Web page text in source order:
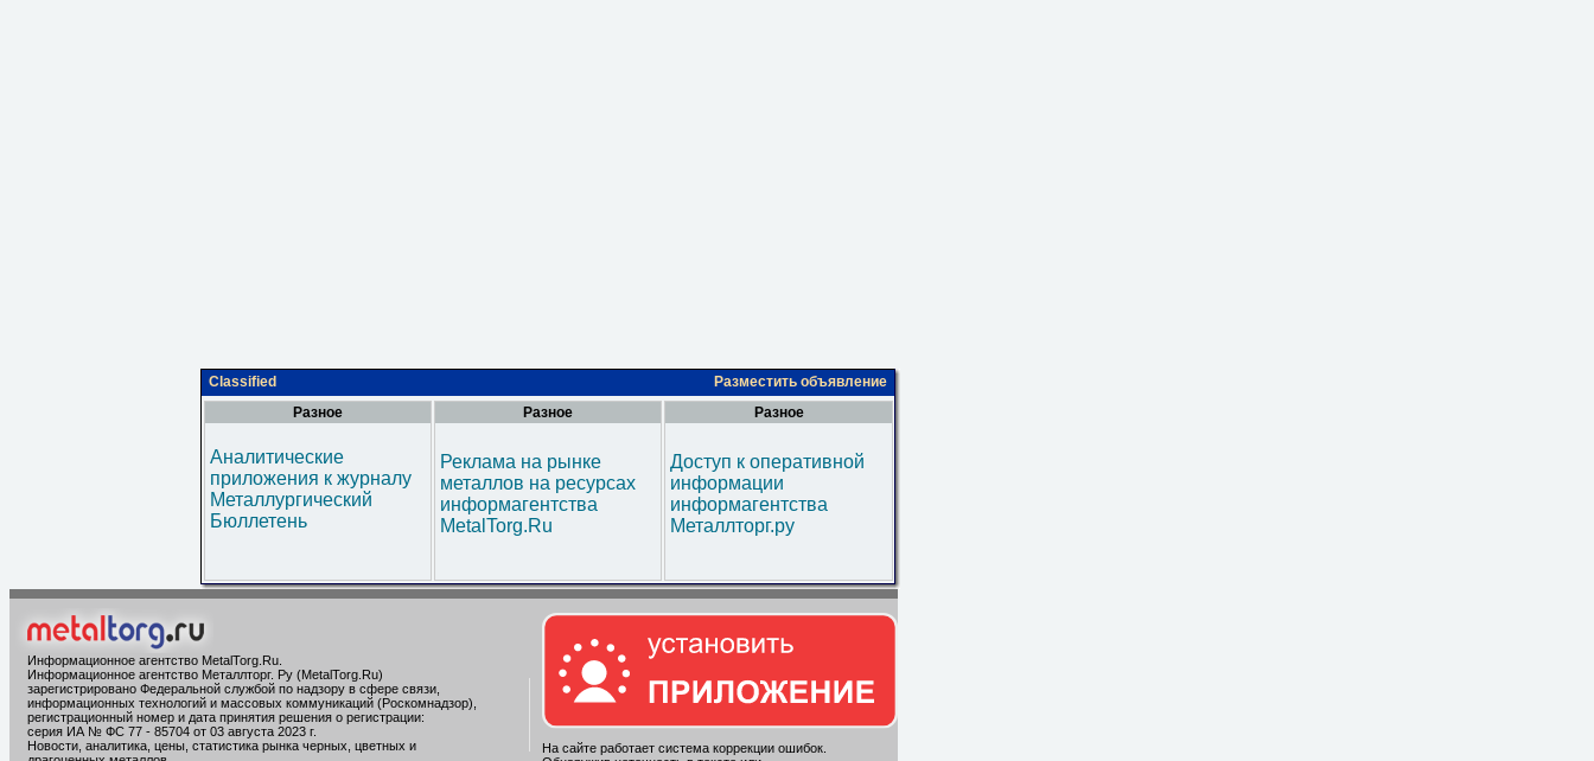
Classified
Разместить объявление
Разное
Аналитические
приложения к журналу
Металлургический
Бюллетень
Разное
Реклама на рынке
металлов на ресурсах
информагентства
MetalTorg.Ru
Разное
Доступ к оперативной
информации
информагентства
Металлторг.ру
Информационное агентство MetalTorg.Ru
Информационное агентство Металлторг. Ру (MetalTorg.Ru)
зарегистрировано Федеральной службой по надзору в сфере связи,
информационных технологий и массовых коммуникаций (Роскомнадзор),
регистрационный номер и дата принятия решения о регистрации:
серия ИА № ФС 77 - 85704 от 03 августа 2023 г.
Новости, аналитика, цены, статистика рынка черных, цветных и
На сайте работает система коррекции ошибок.